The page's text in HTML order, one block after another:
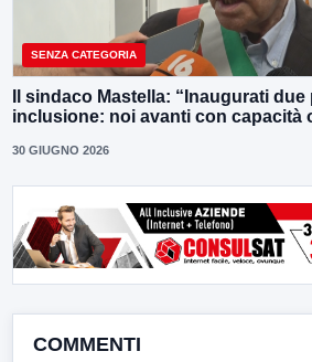
SENZA CATEGORIA
Il sindaco Mastella: “Inaugurati
inclusione: noi avanti con capacità
30 GIUGNO 2026
COMMENTI